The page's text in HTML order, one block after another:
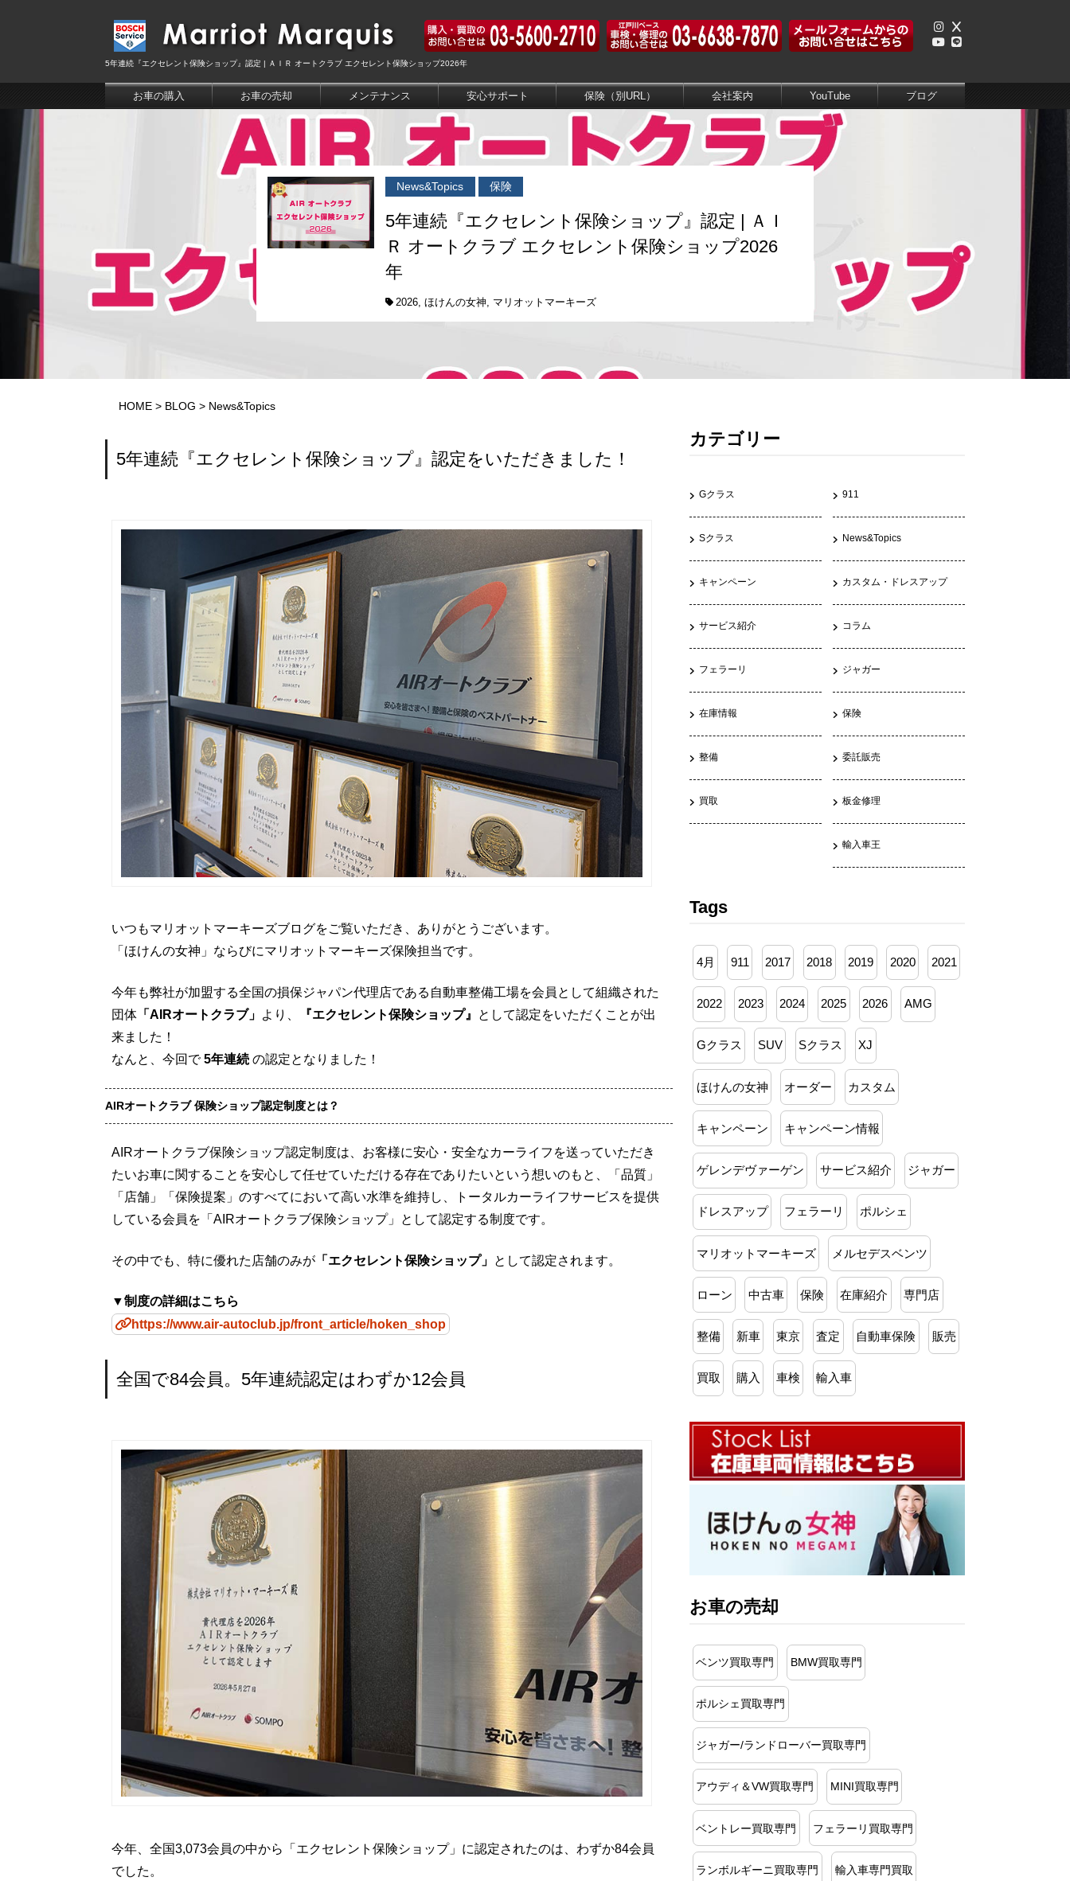
5年連続『エクセレント保険ショップ』認定 | ＡＩＲ オートクラブ エクセレント保険ショップ2026年
お車の購入 お車の売却 メンテナンス 安心サポート 保険（別URL） 会社案内 YouTube ブログ
News&Topics 保険
5年連続『エクセレント保険ショップ』認定 | ＡＩ
Ｒ オートクラブ エクセレント保険ショップ2026
年
2026, ほけんの女神, マリオットマーキーズ
HOME > BLOG > News&Topics
5年連続『エクセレント保険ショップ』認定をいただきました！
いつもマリオットマーキーズブログをご覧いただき、ありがとうございます。
「ほけんの女神」ならびにマリオットマーキーズ保険担当です。
今年も弊社が加盟する全国の損保ジャパン代理店である自動車整備工場を会員として組織された
団体「AIRオートクラブ」 より、 『エクセレント保険ショップ』
として認定をいただくことが出
来ました！
なんと、今回で5年連続 の認定となりました！
AIRオートクラブ 保険ショップ認定制度とは？
AIRオートクラブ保険ショップ認定制度は、お客様に安心・安全なカーライフを送っていただき
たいお車に関することを安心して任せていただける存在でありたいという想いのもと、「品質」
「店舗」「保険提案」のすべてにおいて高い水準を維持し、トータルカーライフサービスを提供
している会員を「AIRオートクラブ保険ショップ」として認定する制度です。
その中でも、特に優れた店舗のみが「エクセレント保険ショップ」 として認定されます。
▼制度の詳細はこちら
https://www.air-autoclub.jp/front_article/hoken_shop
全国で84会員。5年連続認定はわずか12会員
今年、全国3,073会員の中から「エクセレント保険ショップ」に認定されたのは、わずか84会員
でした。
カテゴリー
911
Gクラス
News&Topics
Sクラス
カスタム・ドレスアップ
キャンペーン
コラム
サービス紹介
ジャガー
フェラーリ
保険
在庫情報
委託販売
整備
板金修理
買取
輸入車王
Tags
4月 911 2017 2018 2019 2020 2021
2022 2023 2024 2025 2026 AMG
Gクラス SUV Sクラス XJ
ほけんの女神 オーダー カスタム
キャンペーン キャンペーン情報
ゲレンデヴァーゲン サービス紹介 ジャガー
ドレスアップ フェラーリ ポルシェ
マリオットマーキーズ メルセデスベンツ
ローン 中古車 保険 在庫紹介 専門店
整備 新車 東京 査定 自動車保険 販売
買取 購入 車検 輸入車
お車の売却
ベンツ買取専門 BMW買取専門
ポルシェ買取専門
ジャガー/ランドローバー買取専門
アウディ＆VW買取専門 MINI買取専門
ベントレー買取専門 フェラーリ買取専門
ランボルギーニ買取専門 輸入車専門買取